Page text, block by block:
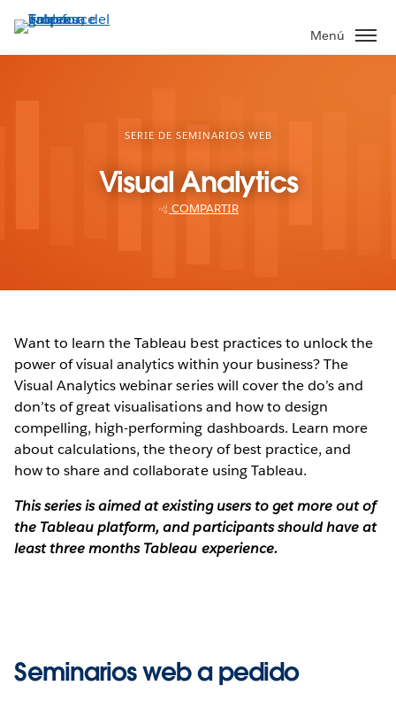
contenido
Menú
SERIE DE SEMINARIOS WEB
Visual Analytics
COMPARTIR
Want to learn the Tableau best practices to unlock the
power of visual analytics within your business? The
Visual Analytics webinar series will cover the do’s and
don’ts of great visualisations and how to design
compelling, high-performing dashboards. Learn more
about calculations, the theory of best practice, and
how to share and collaborate using Tableau.
This series is aimed at existing users to get more out of
the Tableau platform, and participants should have at
least three months Tableau experience.
Seminarios web a pedido